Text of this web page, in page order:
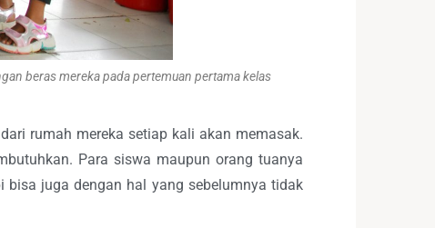
beras mereka pada pertemuan pertama kelas
rumah mereka setiap kali akan memasak.
Para siswa maupun orang tuanya
juga dengan hal yang sebelumnya tidak